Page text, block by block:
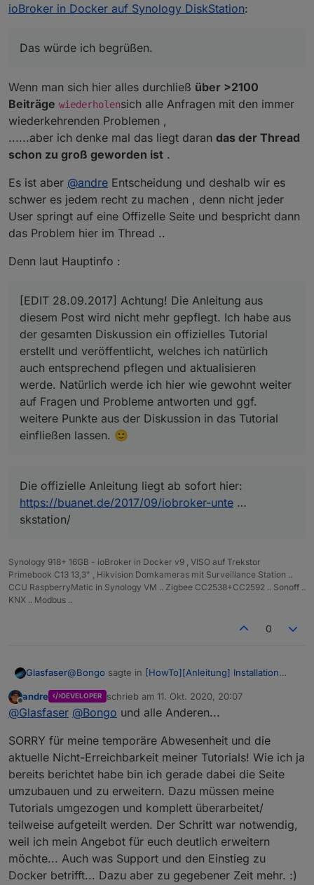
Host verwenden". Diese Einstellung sorgt dafür, dass
Hostnamen.
Schließe die Erweiterten Einstellungen mit OK, und
klicke den Weiter-Button. In der Zusammenfassung sind
nochmals alle Einstellungen aufgeführt. Klicke auf
"Übernehmen".
Schritt 3: Container überprüfen
Öffne den Bereich "Container" in der Docker-
Oberfläche. Hier sollte nun der erstellte Container
erscheinen. Prüfe ob der Container eingeschaltet ist
und sich im Status "Läuft" befindet.
Wähle den Container aus und klicke auf "Details".
Unter "Prozess" siehst du ob ioBroker erfolgreich
Unter "Terminal" hast du direkten Zugriff auf die
Kommandozeile des Containers. Sollte die
Kommandozeile leer sein, klicke in das große graue Feld
und drücke Enter. Nun sollte es wie folgt aussehen:
Wäre es nicht an der Zeit auch den Startthread mit
Tipps zu hinterlegen ?
Das würde ich begrüßen.
welche Versionen er beinhaltet.
Es steht sicher irgendwo aber dieser Thread ist für
ioBroker in Docker auf Synology DiskStation:
Das würde ich begrüßen.
Wenn man sich hier alles durchließ über >2100
Beiträge wiederholensich alle Anfragen mit den immer
wiederkehrenden Problemen ,
......aber ich denke mal das liegt daran das der Thread
schon zu groß geworden ist .
Es ist aber @andre Entscheidung und deshalb wir es
schwer es jedem recht zu machen , denn nicht jeder
User springt auf eine Offizelle Seite und bespricht dann
das Problem hier im Thread ..
Denn laut Hauptinfo :
[EDIT 28.09.2017] Achtung! Die Anleitung aus
diesem Post wird nicht mehr gepflegt. Ich habe aus
der gesamten Diskussion ein offizielles Tutorial
erstellt und veröffentlicht, welches ich natürlich
auch entsprechend pflegen und aktualisieren
werde. Natürlich werde ich hier wie gewohnt weiter
auf Fragen und Probleme antworten und ggf.
weitere Punkte aus der Diskussion in das Tutorial
einfließen lassen. 🙂
Die offizielle Anleitung liegt ab sofort hier:
https://buanet.de/2017/09/iobroker-unte …
skstation/
Synology 918+ 16GB - ioBroker in Docker v9 , VISO auf Trekstor
Primebook C13 13,3" , Hikvision Domkameras mit Surveillance Station ..
CCU RaspberryMatic in Synology VM .. Zigbee CC2538+CC2592 .. Sonoff ..
KNX .. Modbus ..
0
Glasfaser@Bongo sagte in [HowTo][Anleitung] Installation
Das würde ich begrüßen.
Wenn man sich hier alles durchließüber >2100
Beiträge wiederholensich alle Anfragen mit den
immer wiederkehrenden Problemen ,
......aber ich denke mal das liegt darandas der
Es ist aber@ andreEntscheidung und deshalb wir es
schwer es jedem recht zu machen , denn nicht jeder
dann das Problem hier im Thread ..
[EDIT 28.09.2017] Achtung! Die Anleitung aus
diesem Post wird nicht mehr gepflegt. Ich habe
aus der gesamten Diskussion ein offizielles
Tutorial erstellt und veröffentlicht, welches ich
Die offizielle Anleitung liegt ab sofort hier:
Offline
andre DEVELOPER schrieb am 11. Okt. 2020, 20:07
zuletzt editiert von
@Glasfaser @Bongo und alle Anderen...
SORRY für meine temporäre Abwesenheit und die
aktuelle Nicht-Erreichbarkeit meiner Tutorials! Wie ich ja
bereits berichtet habe bin ich gerade dabei die Seite
umzubauen und zu erweitern. Dazu müssen meine
Tutorials umgezogen und komplett überarbeitet/
teilweise aufgeteilt werden. Der Schritt war notwendig,
weil ich mein Angebot für euch deutlich erweitern
möchte... Auch was Support und den Einstieg zu
Docker betrifft... Dazu aber zu gegebener Zeit mehr. :)